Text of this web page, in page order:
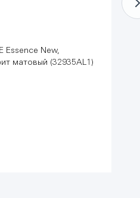
Essence New,
матовый (32935AL1)